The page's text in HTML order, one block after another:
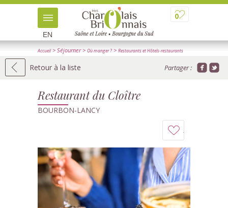
0
EN
Accueil> Séjourner> Où manger ? > Restaurants et Hôtels-restaurants
Retour à la liste Partager :
Restaurant du Cloître
BOURBON-LANCY
à
mon
carnet